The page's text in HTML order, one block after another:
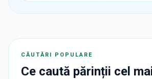
CĂUTĂRI POPULARE
Ce caută părinții cel